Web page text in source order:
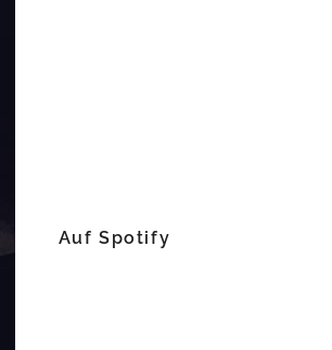
Auf Spotify